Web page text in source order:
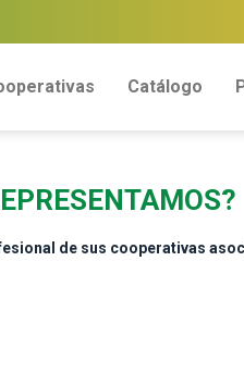
Catálogo
de sus cooperativas